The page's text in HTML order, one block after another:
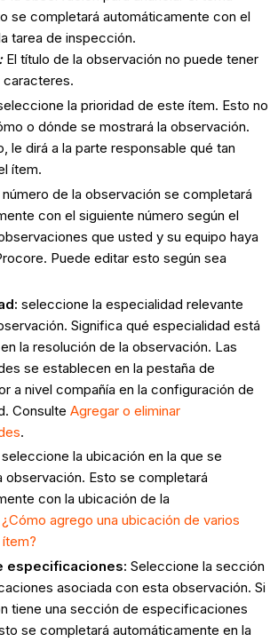
se completará automáticamente con el
tarea de inspección.
El título de la observación no puede tener
caracteres.
la prioridad de este ítem. Esto no
o dónde se mostrará la observación.
le dirá a la parte responsable qué tan
ítem.
número de la observación se completará
con el siguiente número según el
que usted y su equipo haya
Puede editar esto según sea
: seleccione la especialidad relevante
Significa qué especialidad está
la resolución de la observación. Las
se establecen en la pestaña de
a nivel compañía en la configuración de
Consulte Agregar o eliminar
.
seleccione la ubicación en la que se
observación. Esto se completará
con la ubicación de la
¿Cómo agrego una ubicación de varios
especificaciones: Seleccione la sección
asociada con esta observación. Si
tiene una sección de especificaciones
se completará automáticamente en la